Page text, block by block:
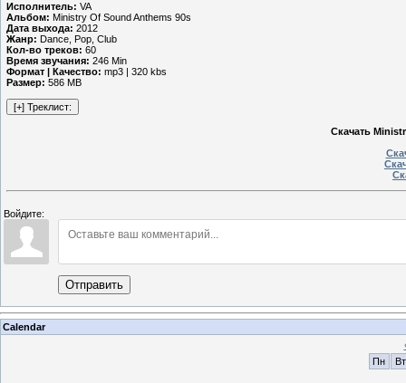
Исполнитель: VA
Альбом: Ministry Of Sound Anthems 90s
Дата выхода: 2012
Жанр: Dance, Pop, Club
Кол-во треков: 60
Время звучания: 246 Min
Формат | Качество: mp3 | 320 kbs
Размер: 586 MB
Скачать
Войдите:
Отправить
Calendar
Пн
Вт